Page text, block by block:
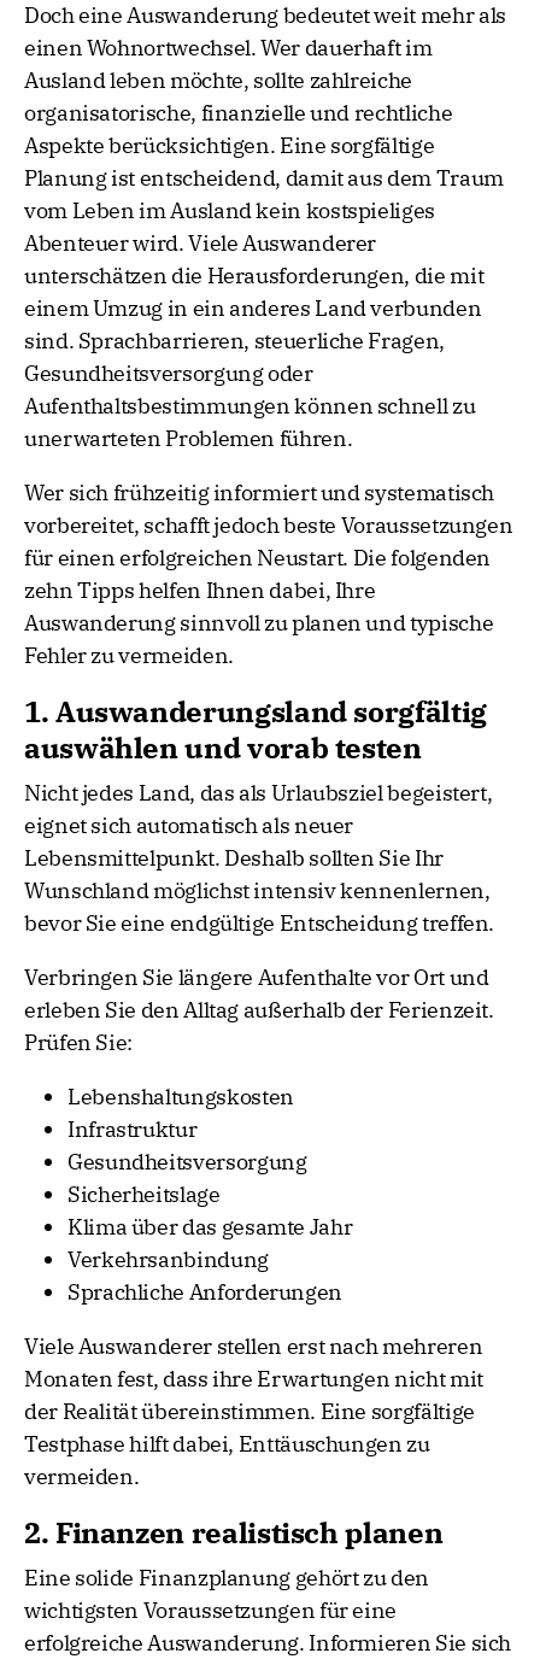
Doch eine Auswanderung bedeutet weit mehr als
einen Wohnortwechsel. Wer dauerhaft im
Ausland leben möchte, sollte zahlreiche
organisatorische, finanzielle und rechtliche
Aspekte berücksichtigen. Eine sorgfältige
Planung ist entscheidend, damit aus dem Traum
vom Leben im Ausland kein kostspieliges
Abenteuer wird. Viele Auswanderer
unterschätzen die Herausforderungen, die mit
einem Umzug in ein anderes Land verbunden
sind. Sprachbarrieren, steuerliche Fragen,
Gesundheitsversorgung oder
Aufenthaltsbestimmungen können schnell zu
unerwarteten Problemen führen.
Wer sich frühzeitig informiert und systematisch
vorbereitet, schafft jedoch beste Voraussetzungen
für einen erfolgreichen Neustart. Die folgenden
zehn Tipps helfen Ihnen dabei, Ihre
Auswanderung sinnvoll zu planen und typische
Fehler zu vermeiden.
1. Auswanderungsland sorgfältig
auswählen und vorab testen
Nicht jedes Land, das als Urlaubsziel begeistert,
eignet sich automatisch als neuer
Lebensmittelpunkt. Deshalb sollten Sie Ihr
Wunschland möglichst intensiv kennenlernen,
bevor Sie eine endgültige Entscheidung treffen.
Verbringen Sie längere Aufenthalte vor Ort und
erleben Sie den Alltag außerhalb der Ferienzeit.
Prüfen Sie:
Lebenshaltungskosten
Infrastruktur
Gesundheitsversorgung
Sicherheitslage
Klima über das gesamte Jahr
Verkehrsanbindung
Sprachliche Anforderungen
Viele Auswanderer stellen erst nach mehreren
Monaten fest, dass ihre Erwartungen nicht mit
der Realität übereinstimmen. Eine sorgfältige
Testphase hilft dabei, Enttäuschungen zu
vermeiden.
2. Finanzen realistisch planen
Eine solide Finanzplanung gehört zu den
wichtigsten Voraussetzungen für eine
erfolgreiche Auswanderung. Informieren Sie sich